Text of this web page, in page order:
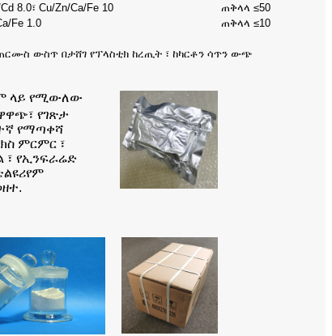
8.0፣ Cu/Zn/Ca/Fe 10
ጠቅላላ ≤50
Fe 1.0
ጠቅላላ ≤10
ጠርሙስ ውስጥ በታሸገ የፕላስቲክ ከረጢት ፣ ከካርቶን ሳጥን ውጭ
ላይ የሚውለው
የገጽታ
የማጣቀሻ
ምርምር ፣
፣ የኢንፍራሬድ